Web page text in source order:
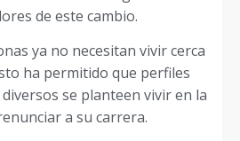
de este cambio.
ya no necesitan vivir cerca
ha permitido que perfiles
se planteen vivir en la
a su carrera.